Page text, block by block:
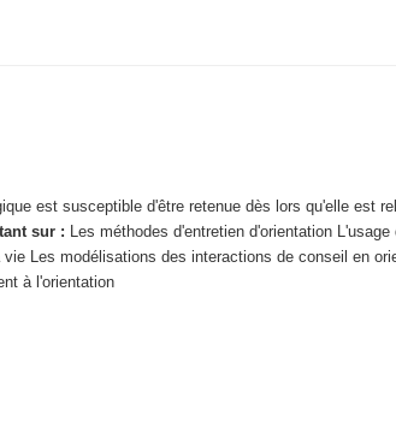
est susceptible d'être retenue dès lors qu'elle est
sur : Les méthodes d'entretien d'orientation
vie Les modélisations des interactions de conseil en
à l'orientation